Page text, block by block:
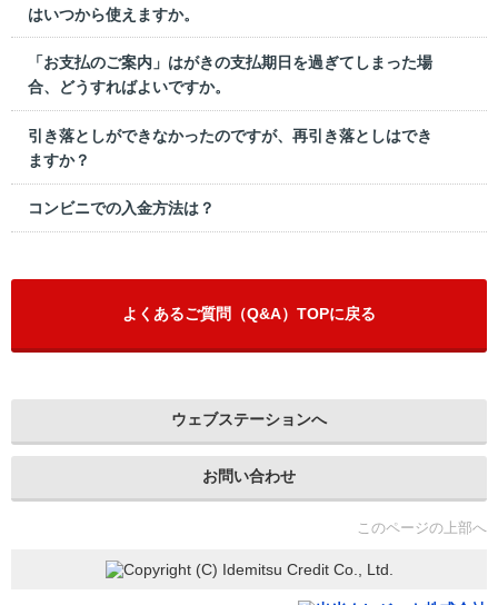
はいつから使えますか。
「お支払のご案内」はがきの支払期日を過ぎてしまった場
合、どうすればよいですか。
引き落としができなかったのですが、再引き落としはでき
ますか？
コンビニでの入金方法は？
よくあるご質問（Q&A）TOPに戻る
ウェブステーションへ
お問い合わせ
このページの上部へ